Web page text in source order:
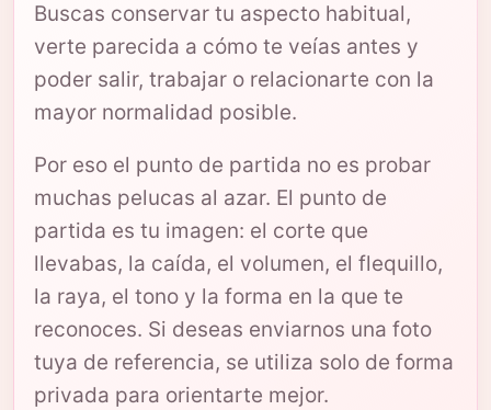
Buscas conservar tu aspecto habitual,
verte parecida a cómo te veías antes y
poder salir, trabajar o relacionarte con la
mayor normalidad posible.
Por eso el punto de partida no es probar
muchas pelucas al azar. El punto de
partida es tu imagen: el corte que
llevabas, la caída, el volumen, el flequillo,
la raya, el tono y la forma en la que te
reconoces. Si deseas enviarnos una foto
tuya de referencia, se utiliza solo de forma
privada para orientarte mejor.